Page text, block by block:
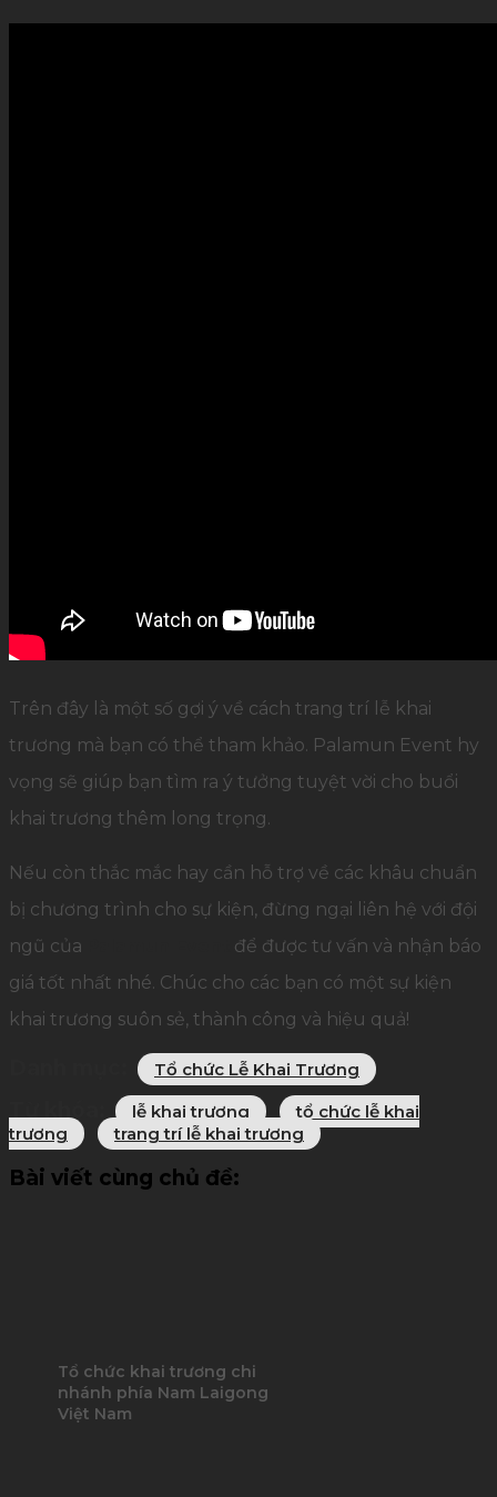
Trên đây là một số gợi ý về cách trang trí lễ khai
trương mà bạn có thể tham khảo. Palamun Event hy
vọng sẽ giúp bạn tìm ra ý tưởng tuyệt vời cho buổi
khai trương thêm long trọng.
Nếu còn thắc mắc hay cần hỗ trợ về các khâu chuẩn
bị chương trình cho sự kiện, đừng ngại liên hệ với đội
ngũ của
để được tư vấn và nhận báo
giá tốt nhất nhé. Chúc cho các bạn có một sự kiện
khai trương suôn sẻ, thành công và hiệu quả!
Tổ chức Lễ Khai Trương
lễ khai trương
tổ chức lễ khai
trương
trang trí lễ khai trương
Bài viết cùng chủ đề:
Tổ chức khai trương chi
nhánh phía Nam Laigong
Việt Nam